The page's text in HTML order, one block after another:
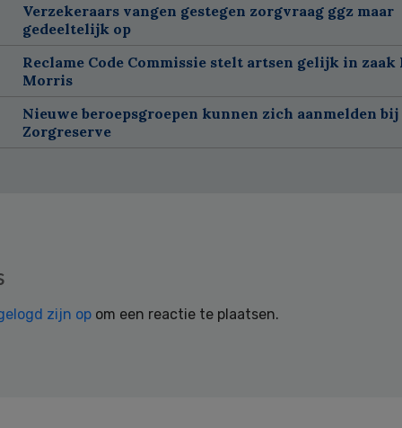
Verzekeraars vangen gestegen zorgvraag ggz maar
gedeeltelijk op
Reclame Code Commissie stelt artsen gelijk in
Morris
Nieuwe beroepsgroepen kunnen zich aanmelden
Zorgreserve
zijn op om een reactie te plaatsen.